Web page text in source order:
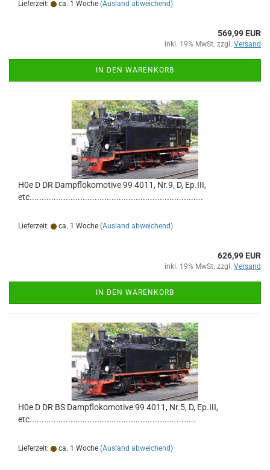
Lieferzeit: ca. 1 Woche (Ausland abweichend)
569,99 EUR
inkl. 19% MwSt. zzgl. Versand
IN DEN WARENKORB
H0e D DR Dampflokomotive 99 4011, Nr.9, D, Ep.III,
etc........................................................................
Lieferzeit: ca. 1 Woche (Ausland abweichend)
626,99 EUR
inkl. 19% MwSt. zzgl. Versand
IN DEN WARENKORB
H0e D DR BS Dampflokomotive 99 4011, Nr.5, D, Ep.III,
etc.....................................................................
Lieferzeit: ca. 1 Woche (Ausland abweichend)